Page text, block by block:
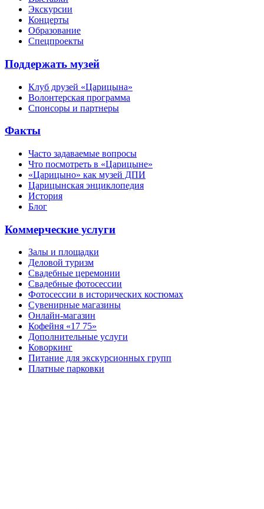
Экскурсии
Концерты
Образование
Спецпроекты
Поддержать музей
Клуб друзей «Царицына»
Волонтерская программа
Спонсоры и партнеры
Факты
Часто задаваемые вопросы
Что посмотреть в «Царицыне»
«Царицыно» как музей ДПИ
Царицынская энциклопедия
История
Блог
Коммерческие услуги
Залы и площадки
Деловой туризм
Свадебные церемонии
Свадебные фотосессии
Фотосессии в исторических костюмах
Сувенирные магазины
Онлайн-магазин
Кофейня «17 75»
Дополнительные услуги
Коворкинг
Питание для экскурсионных групп
Платные парковки